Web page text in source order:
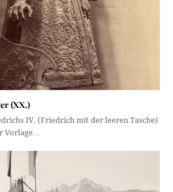
(XX.)
IV. (Friedrich mit der leeren Tasche)
Vorlage…